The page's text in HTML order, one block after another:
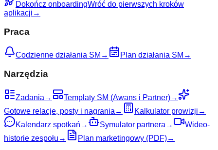
Dokończ onboardingWróć do pierwszych kroków
aplikacji →
Praca
Codzienne działania SM → Plan działania SM →
Narzędzia
Zadania → Templaty SM (Awans i Partner)→
Gotowe relacje, posty i nagrania → Kalkulator prowizji →
Kalendarz spotkań → Symulator partnera →
Wideo-
historie zespołu → Plan marketingowy (PDF)→